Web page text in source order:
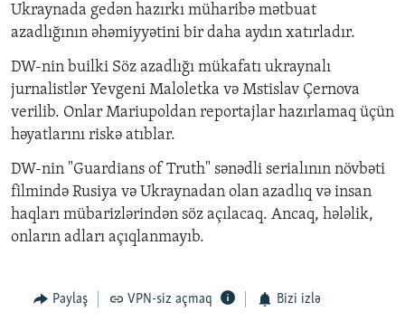
Ukraynada gedən hazırkı müharibə mətbuat
azadlığının əhəmiyyətini bir daha aydın xatırladır.
DW-nin builki Söz azadlığı mükafatı ukraynalı
jurnalistlər Yevgeni Maloletka və Mstislav Çernova
verilib. Onlar Mariupoldan reportajlar hazırlamaq üçün
həyatlarını riskə atıblar.
DW-nin "Guardians of Truth" sənədli serialının növbəti
filmində Rusiya və Ukraynadan olan azadlıq və insan
haqları mübarizlərindən söz açılacaq. Ancaq, hələlik,
onların adları açıqlanmayıb.
Paylaş VPN-siz açmaq Bizi izlə